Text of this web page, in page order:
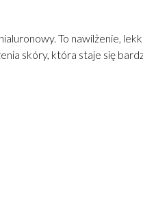
To nawilżenie,
skóry, która staje się